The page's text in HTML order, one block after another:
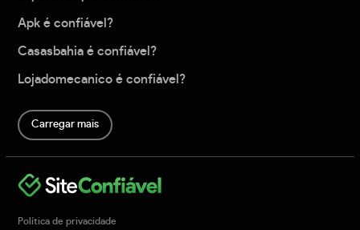
Apk é confiável?
Casasbahia é confiável?
Lojadomecanico é confiável?
Carregar mais
Política de privacidade